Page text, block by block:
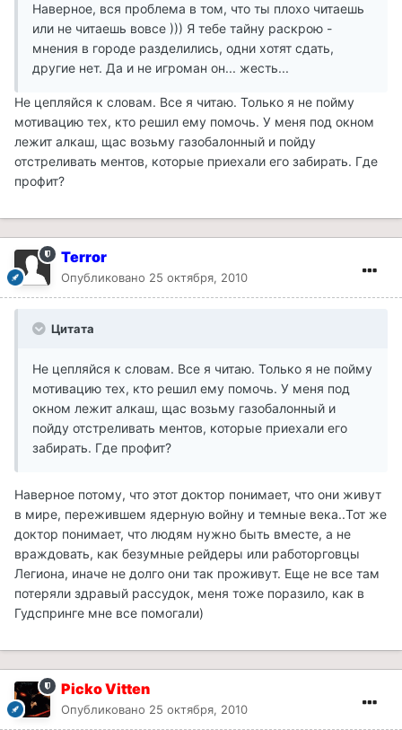
Наверное, вся проблема в том, что ты плохо читаешь
или не читаешь вовсе ))) Я тебе тайну раскрою -
мнения в городе разделились, одни хотят сдать,
другие нет. Да и не игроман он... жесть...
Не цепляйся к словам. Все я читаю. Только я не пойму
мотивацию тех, кто решил ему помочь. У меня под окном
лежит алкаш, щас возьму газобалонный и пойду
отстреливать ментов, которые приехали его забирать. Где
профит?
Terror
Опубликовано 25 октября, 2010
Цитата
Не цепляйся к словам. Все я читаю. Только я не пойму
мотивацию тех, кто решил ему помочь. У меня под
окном лежит алкаш, щас возьму газобалонный и
пойду отстреливать ментов, которые приехали его
забирать. Где профит?
Наверное потому, что этот доктор понимает, что они живут
в мире, пережившем ядерную войну и темные века..Тот же
доктор понимает, что людям нужно быть вместе, а не
враждовать, как безумные рейдеры или работорговцы
Легиона, иначе не долго они так проживут. Еще не все там
потеряли здравый рассудок, меня тоже поразило, как в
Гудспринге мне все помогали)
Picko Vitten
Опубликовано 25 октября, 2010